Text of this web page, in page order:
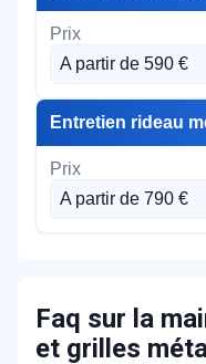
A partir de 590 €
Entretien rideau
A partir de 790 €
Faq sur la
et grilles